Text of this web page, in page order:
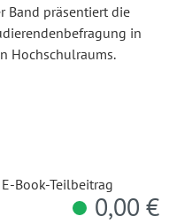
Band präsentiert die
in
Hochschulraums.
Book-Teilbeitrag
0,00 €